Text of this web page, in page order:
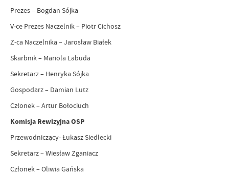
Prezes – Bogdan Sójka
V-ce Prezes Naczelnik – Piotr Cichosz
Z-ca Naczelnika – Jarosław Białek
Skarbnik – Mariola Labuda
Sekretarz – Henryka Sójka
Gospodarz – Damian Lutz
Członek – Artur Bołociuch
Komisja Rewizyjna OSP
Przewodniczący- Łukasz Siedlecki
Sekretarz – Wiesław Zganiacz
Członek – Oliwia Gańska